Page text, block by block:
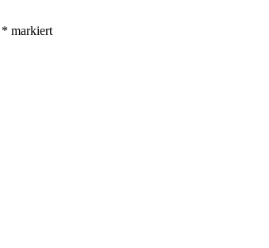
* markiert